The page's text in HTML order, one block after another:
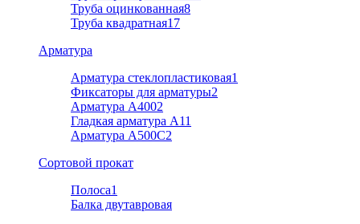
Труба оцинкованная8
Труба квадратная17
Арматура
Арматура стеклопластиковая1
Фиксаторы для арматуры2
Арматура А4002
Гладкая арматура А11
Арматура A500C2
Cортовой прокат
Полоса1
Балка двутавровая